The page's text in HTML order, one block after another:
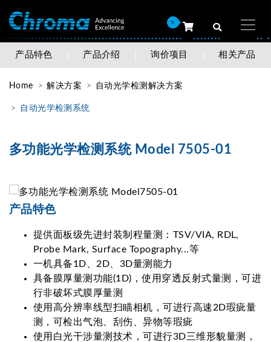
0
产品特色 产品介绍 询价项目 相关产品
Home 解决方案 自动光学检测解决方案
自动光学检测系统
多功能光学检测系统 Model 7505-01
产品特色
提供面板级先进封装制程量测：TSV/VIA, RDL,
Probe Mark, Surface Topography...等
一机具备1D、2D、3D量测能力
具备膜厚量测功能(1D)，使用穿透反射式量测，可进
行非破坏式膜厚量测
使用高分辨率线型扫瞄相机，可进行高速2D瑕疵量
测，可检出气泡、刮伤、异物等瑕疵
使用白光干涉量测技术，可进行3D三维形貌量测，